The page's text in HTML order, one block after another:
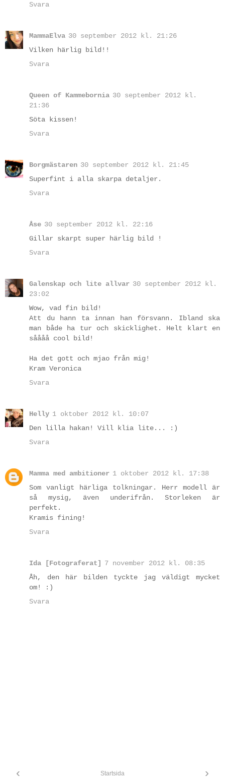
Svara
MammaElva 30 september 2012 kl. 21:26
Vilken härlig bild!!
Svara
Queen of Kammebornia 30 september 2012 kl.
21:36
Söta kissen!
Svara
Borgmästaren 30 september 2012 kl. 21:45
Superfint i alla skarpa detaljer.
Svara
Åse 30 september 2012 kl. 22:16
Gillar skarpt super härlig bild !
Svara
Galenskap och lite allvar 30 september 2012 kl.
23:02
Wow, vad fin bild!
Att du hann ta innan han försvann. Ibland ska
man både ha tur och skicklighet. Helt klart en
såååå cool bild!
Ha det gott och mjao från mig!
Kram Veronica
Svara
Helly 1 oktober 2012 kl. 10:07
Den lilla hakan! Vill klia lite... :)
Svara
Mamma med ambitioner 1 oktober 2012 kl. 17:38
Som vanligt härliga tolkningar. Herr modell är
så mysig, även underifrån. Storleken är
perfekt.
Kramis fining!
Svara
Ida [Fotograferat]
7 november 2012 kl. 08:35
Åh, den här bilden tyckte jag väldigt mycket
om! :)
Svara
‹ ›
Startsida